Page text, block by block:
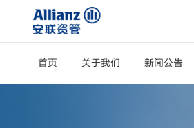
首页 关于我们 新闻公告